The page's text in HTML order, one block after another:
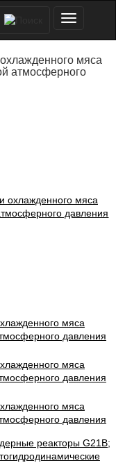
мяса
атмосферного
реакторы G21B;